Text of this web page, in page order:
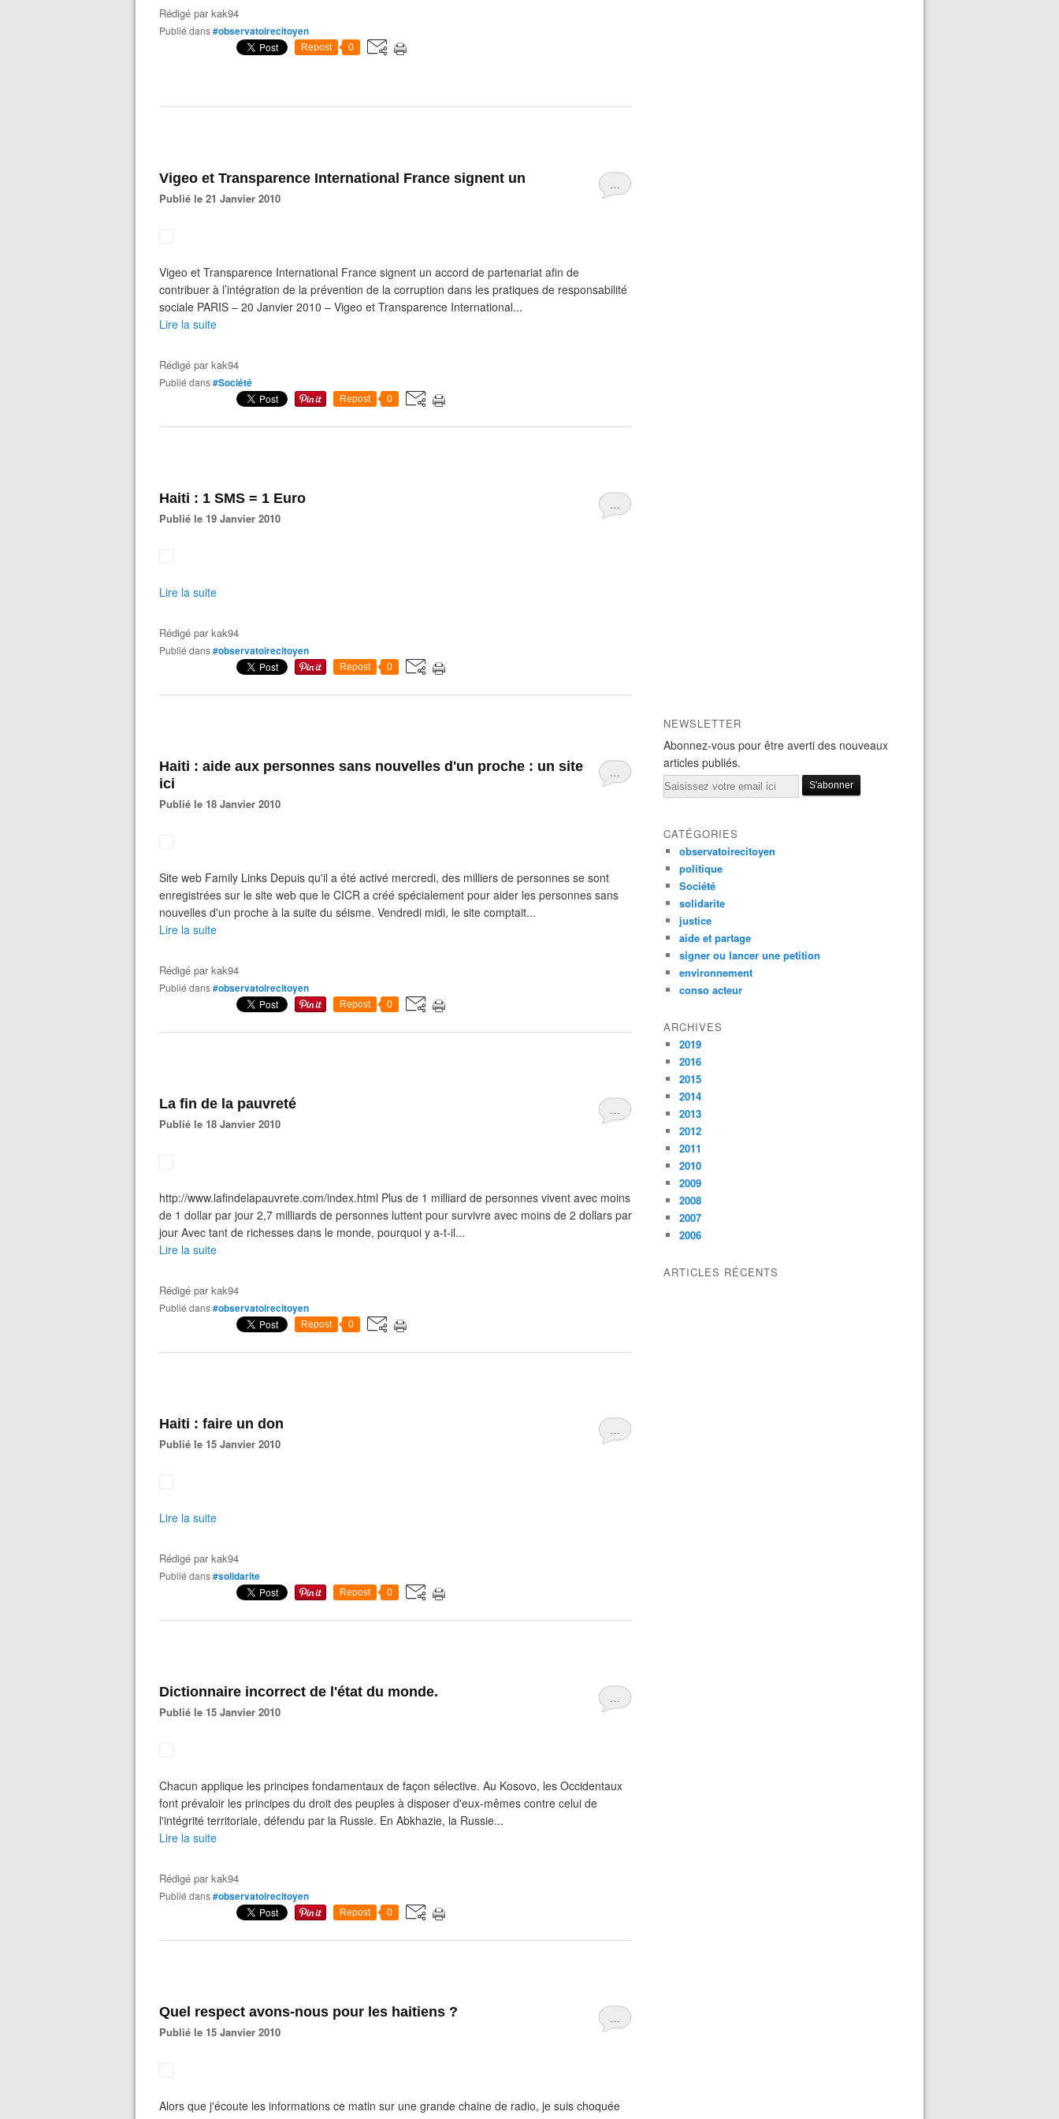
Rédigé parkak94
Publié dans#observatoirecitoyen
Repost 0
…
Vigeo et Transparence International France signent un
Publié le 21 Janvier 2010
Vigeo et Transparence International France signent un accord de partenariat afin de
contribuer à l’intégration de la prévention de la corruption dans les pratiques de responsabilité
sociale PARIS – 20 Janvier 2010 – Vigeo et Transparence International...
Lire la suite
Rédigé parkak94
Publié dans#Société
Repost 0
…
Haiti : 1 SMS = 1 Euro
Publié le 19 Janvier 2010
Lire la suite
Rédigé parkak94
Publié dans#observatoirecitoyen
Repost 0
…
Haiti : aide aux personnes sans nouvelles d'un proche : un site
ici
Publié le 18 Janvier 2010
Site web Family Links Depuis qu'il a été activé mercredi, des milliers de personnes se sont
enregistrées sur le site web que le CICR a créé spécialement pour aider les personnes sans
nouvelles d'un proche à la suite du séisme. Vendredi midi, le site comptait...
Lire la suite
Rédigé parkak94
Publié dans#observatoirecitoyen
Repost 0
…
La fin de la pauvreté
Publié le 18 Janvier 2010
http://www.lafindelapauvrete.com/index.html Plus de 1 milliard de personnes vivent avec moins
de 1 dollar par jour 2,7 milliards de personnes luttent pour survivre avec moins de 2 dollars par
jour Avec tant de richesses dans le monde, pourquoi y a-t-il...
Lire la suite
Rédigé parkak94
Publié dans#observatoirecitoyen
Repost 0
…
Haiti : faire un don
Publié le 15 Janvier 2010
Lire la suite
Rédigé parkak94
Publié dans#solidarite
Repost 0
…
Dictionnaire incorrect de l'état du monde.
Publié le 15 Janvier 2010
Chacun applique les principes fondamentaux de façon sélective. Au Kosovo, les Occidentaux
font prévaloir les principes du droit des peuples à disposer d'eux-mêmes contre celui de
l'intégrité territoriale, défendu par la Russie. En Abkhazie, la Russie...
Lire la suite
Rédigé parkak94
Publié dans#observatoirecitoyen
Repost 0
…
Quel respect avons-nous pour les haitiens ?
Publié le 15 Janvier 2010
Alors que j'écoute les informations ce matin sur une grande chaine de radio, je suis choquée
NEWSLETTER
Abonnez-vous pour être averti des nouveaux
articles publiés.
Email
CATÉGORIES
observatoirecitoyen
politique
Société
solidarite
justice
aide et partage
signer ou lancer une petition
environnement
conso acteur
ARCHIVES
2019
2016
2015
2014
2013
2012
2011
2010
2009
2008
2007
2006
ARTICLES RÉCENTS